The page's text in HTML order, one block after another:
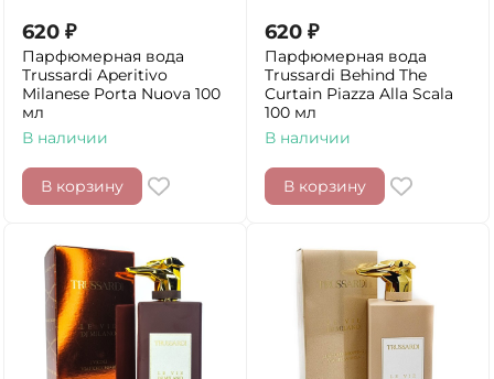
620 ₽
Парфюмерная вода
Trussardi Aperitivo
Milanese Porta Nuova 100
мл
В наличии
В корзину
620 ₽
Парфюмерная вода
Trussardi Behind The
Curtain Piazza Alla Scala
100 мл
В наличии
В корзину